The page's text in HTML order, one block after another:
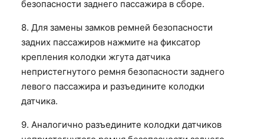
безопасности заднего пассажира в сборе.
8. Для замены замков ремней безопасности
задних пассажиров нажмите на фиксатор
крепления колодки жгута датчика
непристегнутого ремня безопасности заднего
левого пассажира и разъедините колодки
датчика.
9. Аналогично разъедините колодки датчиков